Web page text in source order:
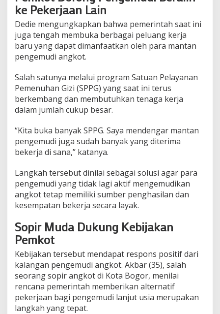
ke Pekerjaan Lain
Dedie mengungkapkan bahwa pemerintah saat ini
juga tengah membuka berbagai peluang kerja
baru yang dapat dimanfaatkan oleh para mantan
pengemudi angkot.
Salah satunya melalui program Satuan Pelayanan
Pemenuhan Gizi (SPPG) yang saat ini terus
berkembang dan membutuhkan tenaga kerja
dalam jumlah cukup besar.
“Kita buka banyak SPPG. Saya mendengar mantan
pengemudi juga sudah banyak yang diterima
bekerja di sana,” katanya.
Langkah tersebut dinilai sebagai solusi agar para
pengemudi yang tidak lagi aktif mengemudikan
angkot tetap memiliki sumber penghasilan dan
kesempatan bekerja secara layak.
Sopir Muda Dukung Kebijakan
Pemkot
Kebijakan tersebut mendapat respons positif dari
kalangan pengemudi angkot. Akbar (35), salah
seorang sopir angkot di Kota Bogor, menilai
rencana pemerintah memberikan alternatif
pekerjaan bagi pengemudi lanjut usia merupakan
langkah yang tepat.